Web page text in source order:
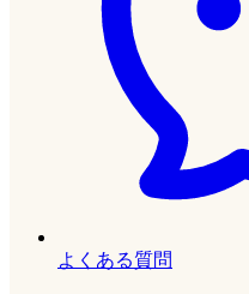
よくある質問